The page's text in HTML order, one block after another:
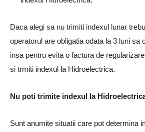
Daca alegi sa nu trimiti indexul lunar
operatorul are obligatia odata la 3 luni sa
insa pentru evita o factura de
si trmiti indexul la Hidroelectrica.
Nu poti trimite indexul la
Sunt anumite situatii care pot determina